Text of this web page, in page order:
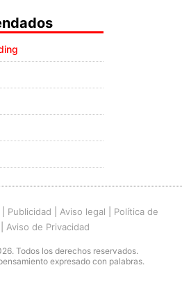
Publicidad Aviso legal
Política de
Aviso de Privacidad
Todos los derechos reservados.
expresado con palabras.